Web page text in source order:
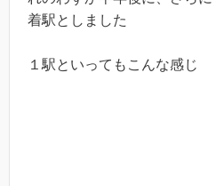
着駅としました
１駅といってもこんな感じ